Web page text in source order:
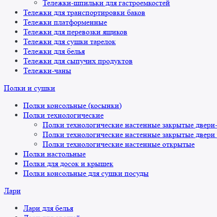
Тележки-шпильки для гастроемкостей
Тележки для транспортировки баков
Тележки платформенные
Тележки для перевозки ящиков
Тележки для сушки тарелок
Тележки для белья
Тележки для сыпучих продуктов
Тележки-чаны
Полки и сушки
Полки консольные (косынки)
Полки технологические
Полки технологические настенные закрытые
Полки технологические настенные закрытые
Полки технологические настенные открытые
Полки настольные
Полки для досок и крышек
Полки консольные для сушки посуды
Лари
Лари для белья